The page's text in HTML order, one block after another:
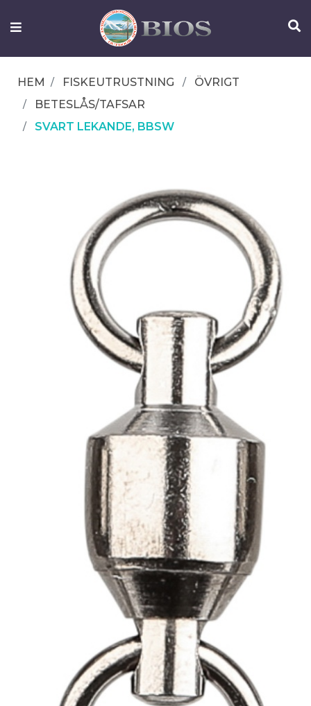
FISKEUTRUSTNING
OM
IFISH
HEM FISKEUTRUSTNING
ÖVRIGT
BETESLÅS/TAFSAR
SVART LEKANDE, BBSW